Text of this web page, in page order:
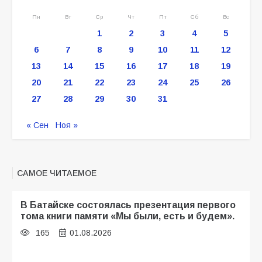
Пн Вт Ср Чт Пт Сб Вс
1 2 3 4
5
6
7 8 9 10 11
12
13
14 15 16 17 18
19
20
21 22 23 24 25
26
27
28 29 30 31
« Сен Ноя »
САМОЕ ЧИТАЕМОЕ
В Батайске состоялась презентация первого
тома книги памяти «Мы были, есть и будем».
165 01.08.2026